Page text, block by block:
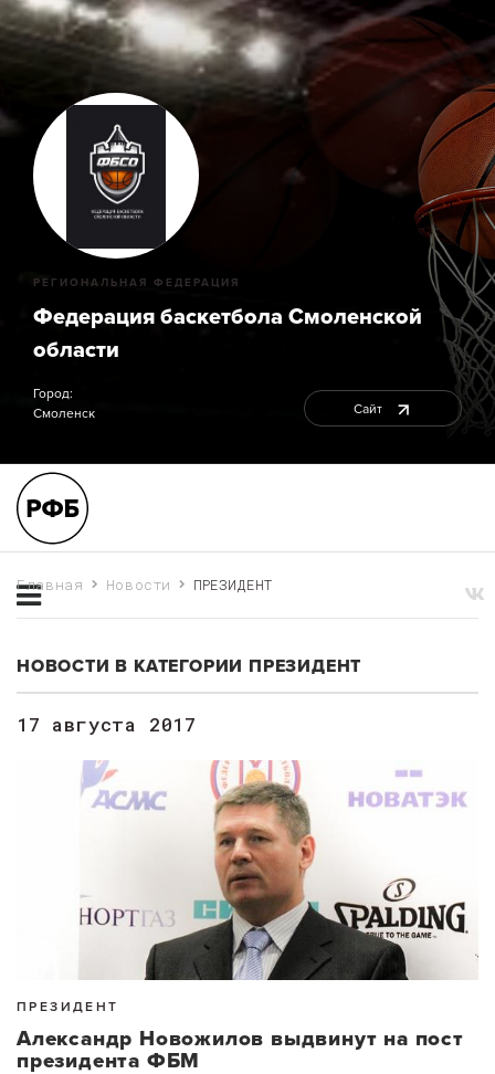
РЕГИОНАЛЬНАЯ ФЕДЕРАЦИЯ
Федерация баскетбола Смоленской
области
Город:
Смоленск
Сайт
Главная Новости ПРЕЗИДЕНТ
НОВОСТИ В КАТЕГОРИИ ПРЕЗИДЕНТ
17 августа 2017
ПРЕЗИДЕНТ
Александр Новожилов выдвинут на пост
президента ФБМ